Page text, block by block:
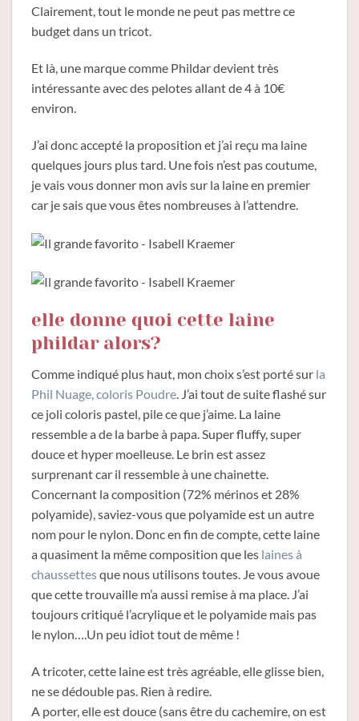
Clairement, tout le monde ne peut pas mettre ce
budget dans un tricot.
Et là, une marque comme Phildar devient très
intéressante avec des pelotes allant de 4 à 10€
environ.
J’ai donc accepté la proposition et j’ai reçu ma laine
quelques jours plus tard. Une fois n’est pas coutume,
je vais vous donner mon avis sur la laine en premier
car je sais que vous êtes nombreuses à l’attendre.
elle donne quoi cette laine
phildar alors?
Comme indiqué plus haut, mon choix s’est porté sur la
Phil Nuage, coloris Poudre. J’ai tout de suite flashé sur
ce joli coloris pastel, pile ce que j’aime. La laine
ressemble a de la barbe à papa. Super fluffy, super
douce et hyper moelleuse. Le brin est assez
surprenant car il ressemble à une chainette.
Concernant la composition (72% mérinos et 28%
polyamide), saviez-vous que polyamide est un autre
nom pour le nylon. Donc en fin de compte, cette laine
a quasiment la même composition que les laines à
chaussettesque nous utilisons toutes. Je vous avoue
que cette trouvaille m’a aussi remise à ma place. J’ai
toujours critiqué l’acrylique et le polyamide mais pas
le nylon….Un peu idiot tout de même !
A tricoter, cette laine est très agréable, elle glisse bien,
ne se dédouble pas. Rien à redire.
A porter, elle est douce (sans être du cachemire, on est